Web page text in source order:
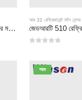
জেডআরটি 510 রেফ্রিজারেন্ট আর 290 সেন্সর মডিউল-উচ্চ-পারফরম্যান্স এনডিআইআর রেফ্রিজারেন্ট সেন্সর
আর 32 রেফ্রিজারেন্ট ফাঁস সেন্সর
গরম